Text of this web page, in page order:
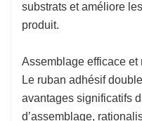
substrats et améliore
produit.
Assemblage efficace et
Le ruban adhésif
avantages significatifs
d’assemblage,